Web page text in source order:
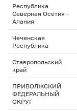
Республика
Северная Осетия -
Алания
Чеченская
Республика
Ставропольский
край
ПРИВОЛЖСКИЙ
ФЕДЕРАЛЬНЫЙ
ОКРУГ